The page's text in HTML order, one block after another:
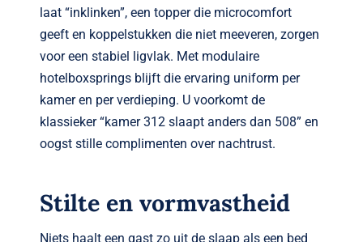
laat “inklinken”, een topper die microcomfort
geeft en koppelstukken die niet meeveren, zorgen
voor een stabiel ligvlak. Met modulaire
hotelboxsprings blijft die ervaring uniform per
kamer en per verdieping. U voorkomt de
klassieker “kamer 312 slaapt anders dan 508” en
oogst stille complimenten over nachtrust.
Stilte en vormvastheid
Niets haalt een gast zo uit de slaap als een bed